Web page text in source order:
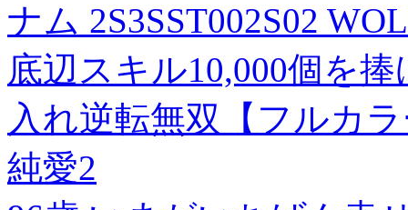
ナム 2S3SST002S02
底辺スキル10,000個を
入れ逆転無双【フルカ
純愛2